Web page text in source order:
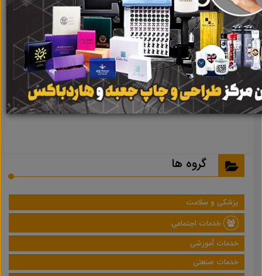
نتیجه ای یافت نشد
گروه ها
پزشکی و سلامت
خدمات اجتماعی
خدمات آموزشی
خدمات صنعتی